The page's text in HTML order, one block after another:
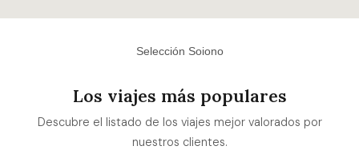
Selección Soiono
Los viajes más populares
Descubre el listado de los viajes mejor valorados por
nuestros clientes.